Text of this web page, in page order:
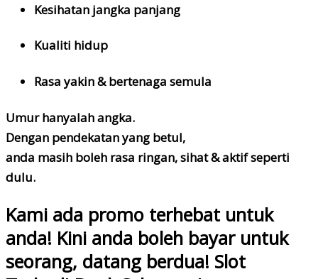
Kesihatan jangka panjang
Kualiti hidup
Rasa yakin & bertenaga semula
Umur hanyalah angka.
Dengan pendekatan yang betul,
anda masih boleh rasa ringan, sihat & aktif seperti
dulu.
Kami ada promo terhebat untuk
anda! Kini anda boleh bayar untuk
seorang, datang berdua! Slot